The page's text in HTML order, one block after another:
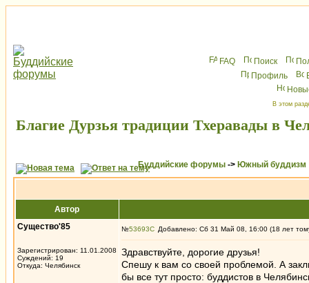
FAQ Поиск
Профиль
В этом
Благие Дурзья традиции Тхеравады в
Буддийские форумы -> Южный буддизм
Автор
Существо'85
Зарегистрирован: 11.01.2008
Суждений: 19
Откуда: Челябинск
№53693 Добавлено: Сб 31 Май 08, 16:00 (18 лет
Здравствуйте, дорогие друзья!
Спешу к вам со своей проблемой. А
бы все тут просто: буддистов в